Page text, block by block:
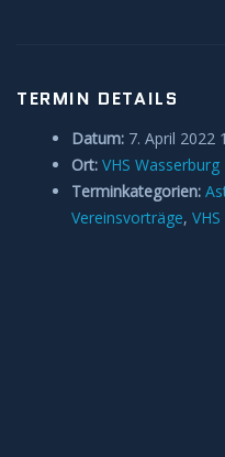
TERMIN DETAILS
Datum: 7. April 2022
Ort: VHS Wasserburg
Terminkategorien:
Vereinsvorträge, VHS